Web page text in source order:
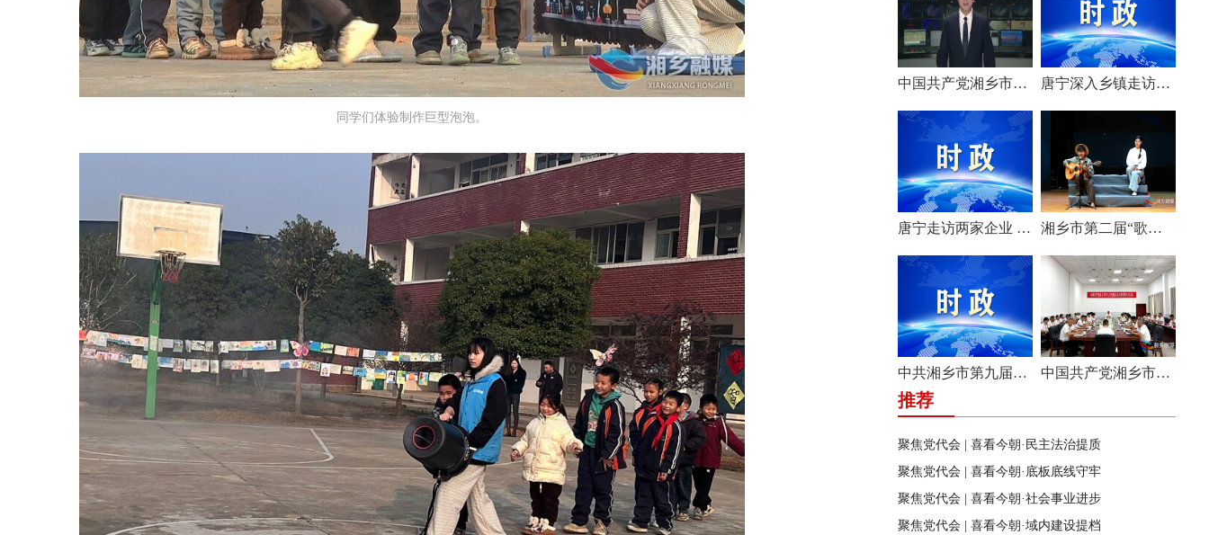
同学们体验制作巨型泡泡。
中国共产党湘乡市第九次代表大会胜利闭幕 唐宁深入乡镇走访调研
唐宁走访两家企业 问需问计促发展 湘乡市第二届“歌声飞扬·乐享湘乡”歌唱比赛圆满收官
中共湘乡市第九届纪律检查委员会举行第一次全体会议 中国共产党湘乡市第九次代表大会主席团举行第六次会议
推荐
聚焦党代会 | 喜看今朝·民主法治提质
聚焦党代会 | 喜看今朝·底板底线守牢
聚焦党代会 | 喜看今朝·社会事业进步
聚焦党代会 | 喜看今朝·域内建设提档